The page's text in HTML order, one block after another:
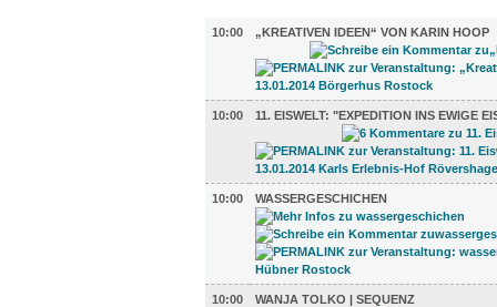
10:00
„KREATIVEN IDEEN“ VON KARIN HOOP
10:00 11. EISWELT: "EXPEDITION INS EWIGE
10:00 WASSERGESCHICHEN
10:00 WANJA TOLKO | SEQUENZ